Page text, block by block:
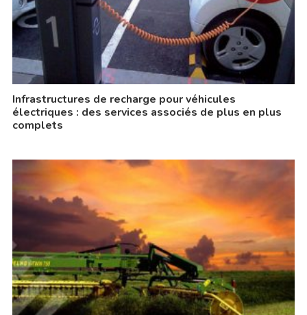
Infrastructures de recharge pour véhicules
électriques : des services associés de plus en plus
complets